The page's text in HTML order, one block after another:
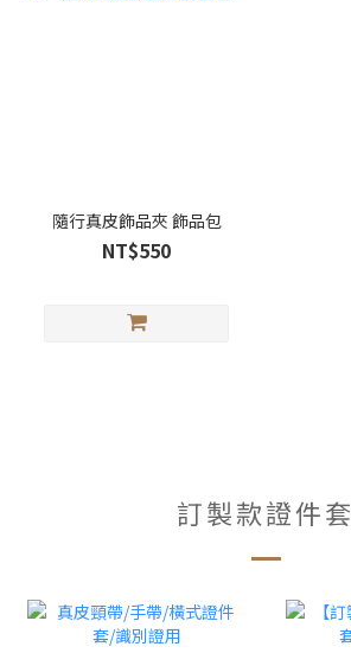
隨行真皮飾品夾 飾品包
NT$550
訂製款證件套